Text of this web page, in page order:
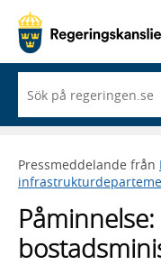
du
börjar
skriva
framträder
en
med
sökförslag
Pressmeddelande från